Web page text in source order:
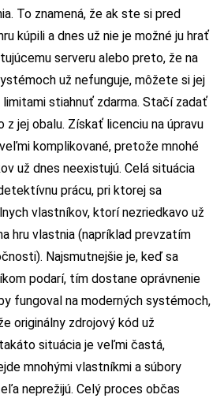
To znamená, že ak ste si pred
kúpili a dnes už nie je možné ju hrať
serveru alebo preto, že na
už nefunguje, môžete si jej
stiahnuť zdarma. Stačí zadať
z jej obalu. Získať licenciu na úpravu
komplikované, pretože mnohé
už dnes neexistujú. Celá situácia
prácu, pri ktorej sa
vlastníkov, ktorí nezriedkavo už
hru vlastnia (napríklad prevzatím
Najsmutnejšie je, keď sa
podarí, tím dostane oprávnenie
fungoval na moderných systémoch,
originálny zdrojový kód už
situácia je veľmi častá,
mnohými vlastníkmi a súbory
neprežijú. Celý proces občas